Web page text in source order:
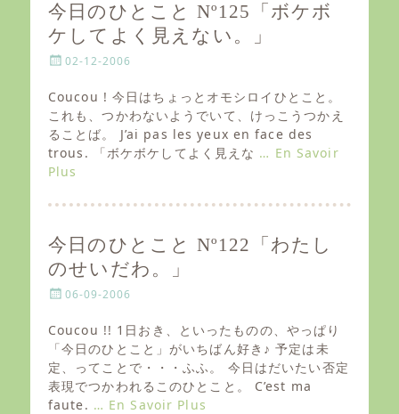
今日のひとこと Nº125「ボケボ
ケしてよく見えない。」
P
s
e
d
o
n
02-12-2006
Coucou ! 今日はちょっとオモシロイひとこと。
これも、つかわないようでいて、けっこうつかえ
ることば。 J’ai pas les yeux en face des
trous. 「ボケボケしてよく見えな … En Savoir
Plus
今日のひとこと Nº122「わたし
のせいだわ。」
P
s
d
o
n
06-09-2006
Coucou !! 1日おき、といったものの、やっぱり
「今日のひとこと」がいちばん好き♪ 予定は未
定、ってことで・・・ふふ。 今日はだいたい否定
表現でつかわれるこのひとこと。 C’est ma
faute. … En Savoir Plus